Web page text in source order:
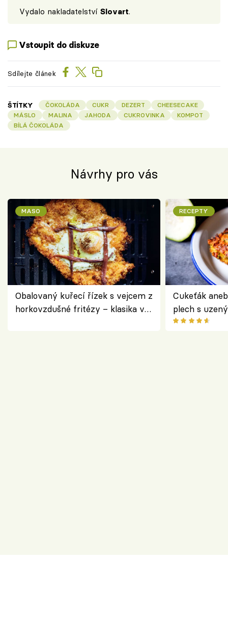
Vydalo nakladatelství Slovart.
Vstoupit do diskuze
Sdílejte článek
ŠTÍTKY ČOKOLÁDA CUKR DEZERT
CHEESECAKE
MÁSLO
MALINA JAHODA CUKROVINKA
KOMPOT
BÍLÁ ČOKOLÁDA
Návrhy pro vás
MASO
Obalovaný kuřecí řízek s vejcem z
horkovzdušné fritézy – klasika v
RECEPTY
Cukeťák
plech s
způsob, jak